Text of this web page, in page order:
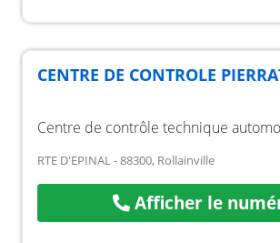
CENTRE DE CONTROLE
Centre de contrôle technique
RTE D'EPINAL - 88300, Rollainville
Afficher le